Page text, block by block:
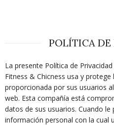
POLÍTICA DE
La presente Política de
Fitness & Chicness usa y
proporcionada por sus usuarios
web. Esta compañía está
datos de sus usuarios. Cuando
información personal con la cual